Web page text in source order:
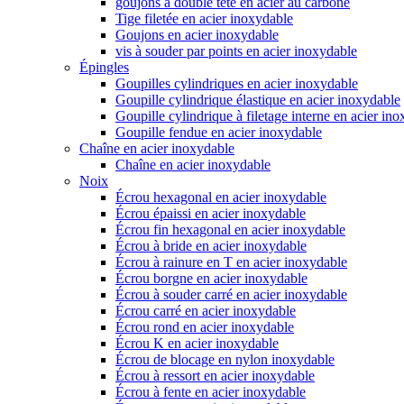
Tige filetée en acier inoxydable
Goujons en acier inoxydable
vis à souder par points en acier inoxydable
Épingles
Goupilles cylindriques en acier inoxydable
Goupille cylindrique élastique en acier inoxydable
Goupille cylindrique à filetage interne en acier
Goupille fendue en acier inoxydable
Chaîne en acier inoxydable
Chaîne en acier inoxydable
Noix
Écrou hexagonal en acier inoxydable
Écrou épaissi en acier inoxydable
Écrou fin hexagonal en acier inoxydable
Écrou à bride en acier inoxydable
Écrou à rainure en T en acier inoxydable
Écrou borgne en acier inoxydable
Écrou à souder carré en acier inoxydable
Écrou carré en acier inoxydable
Écrou rond en acier inoxydable
Écrou K en acier inoxydable
Écrou de blocage en nylon inoxydable
Écrou à ressort en acier inoxydable
Écrou à fente en acier inoxydable